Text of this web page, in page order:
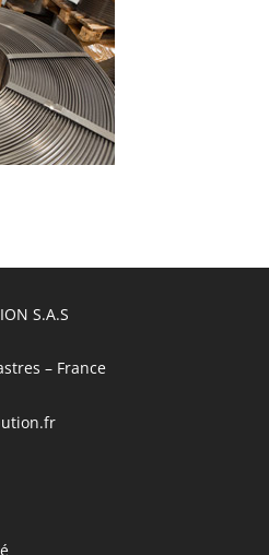
S.A.S
– France